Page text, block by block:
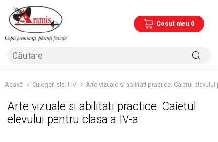
Cosul meu 0
Acasă Culegeri cls. I-IV Arte vizuale si abilitati practice. Caietul elevului
Arte vizuale si abilitati practice. Caietul
elevului pentru clasa a IV-a